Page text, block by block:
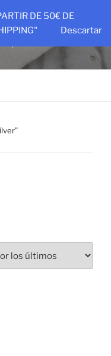
DE 50€ DE
Descartar